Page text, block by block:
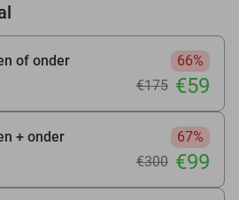
of onder
66%
€175 €59
+ onder
67%
€300 €99